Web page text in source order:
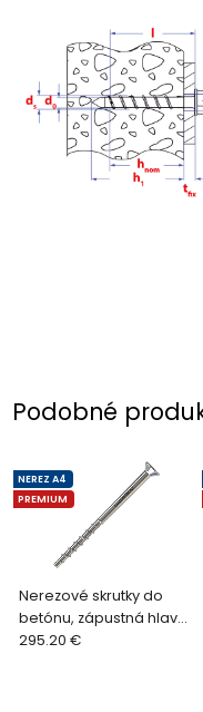
Podobné
Nerezové skrutky do
betónu, zápustná hlava,
nerez A4 (50/100 ks)
NEREZ A4
PREMIUM
295.20 €